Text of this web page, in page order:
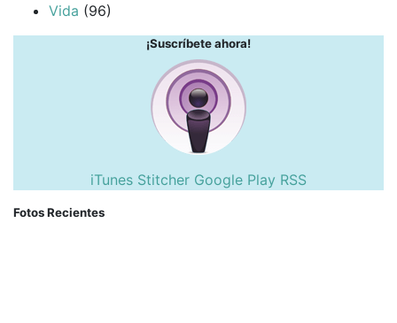
Vida (96)
¡Suscríbete ahora!
iTunes Stitcher Google Play RSS
Fotos Recientes